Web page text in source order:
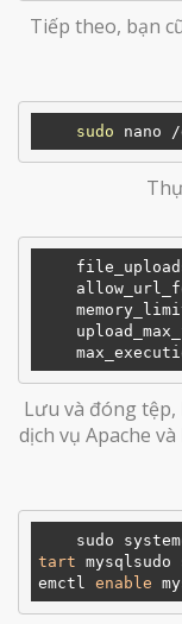
Tiếp theo, bạn
sudo nano
Lưu và đóng tệp,
dịch vụ Apache
sudo
tart
emctl enable